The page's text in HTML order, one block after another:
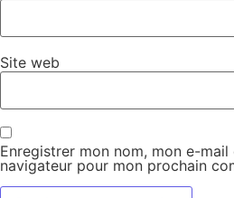
Site web
Enregistrer mon nom, mon e-
navigateur pour mon prochain